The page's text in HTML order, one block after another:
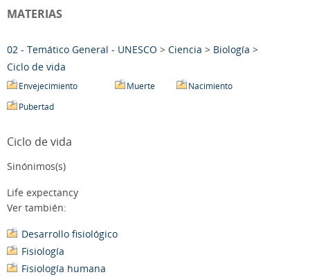
MATERIAS
02 - Temático General - UNESCO > Ciencia > Biología >
Ciclo de vida
Envejecimiento Muerte
Nacimiento
Pubertad
Ciclo de vida
Sinónimos(s)
Life expectancy
Ver también:
Desarrollo fisiológico
Fisiología
Fisiología humana